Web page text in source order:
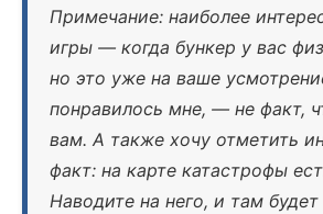
Примечание: наиболее
игры — когда бункер у вас
но это уже на ваше
понравилось мне, — не факт,
вам. А также хочу отметить
факт: на карте катастрофы
Наводите на него, и там будет